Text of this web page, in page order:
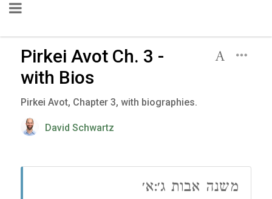
Pirkei Avot Ch. 3 -
with Bios
Pirkei Avot, Chapter 3, with biographies.
David Schwartz
משנה אבות ג׳:א׳